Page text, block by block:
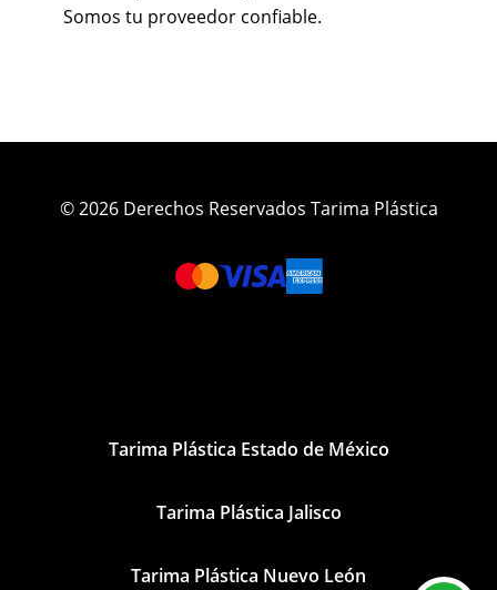
Somos tu proveedor confiable.
© 2026 Derechos Reservados Tarima Plástica
Tarima Plástica Estado de México
Tarima Plástica Jalisco
Tarima Plástica Nuevo León